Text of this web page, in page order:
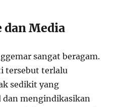
dan Media
sangat beragam.
tersebut terlalu
sedikit yang
dan mengindikasikan